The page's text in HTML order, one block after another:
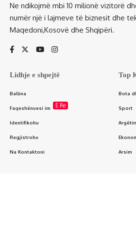
Ne ndikojmë mbi 10 milionë vizitorë
numër një i lajmeve të biznesit dhe
Maqedoni,Kosovë dhe Shqipëri.
Lidhje e shpejtë
Ballina
Faqeshënuesi im E Re
Identifikohu
Regjistrohu
Na Kontaktoni
Top
Bota
Sport
Arsim